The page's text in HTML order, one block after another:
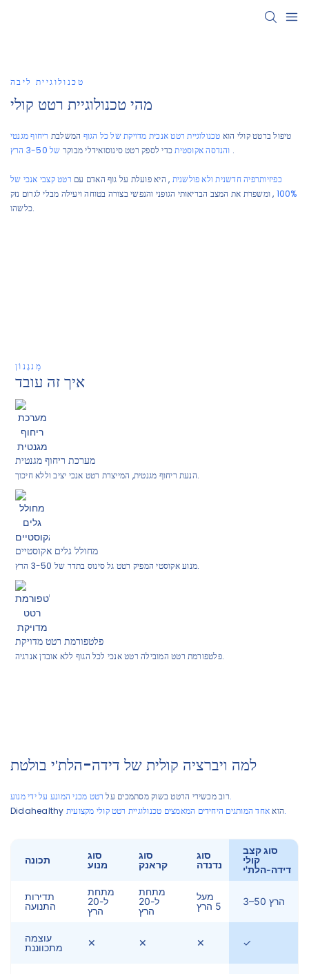
טכנולוגיית ליבה
מהי טכנולוגיית רטט קולי
טיפול ברטט קולי הוא טכנולוגיית רטט אנכית מדויקת של כל הגוף המשלבת ריחוף מגנטי
והנדסה אקוסטיתכדי לספק רטט סינוסואידלי מבוקר של 3-50 הרץ .
כפיזיותרפיה חדשנית ולא פולשנית , היא פועלת על גוף האדם עם רטט קצבי אנכי של
100% , ומשפרת את המצב הבריאותי הגופני והנפשי בצורה בטוחה ויעילה מבלי לגרום נזק
כלשהו.
מַנגָנוֹן
איך זה עובד
מערכת ריחוף מגנטית
הנעת ריחוף מגנטית, המייצרת רטט אנכי יציב וללא חיכוך.
מחולל גלים אקוסטיים
מנוע אקוסטי המפיק רטט גל סינוס בתדר של 3-50 הרץ.
פלטפורמת רטט מדויקת
פלטפורמת רטט המובילה רטט אנכי לכל הגוף ללא אובדן אנרגיה.
למה ויברציה קולית של דידה-הלת'י בולטת
רוב מכשירי הרטט בשוק מסתמכים עלרטט מכני המונע על ידי מנוע.
Didahealthy הואאחד המותגים היחידים המאמצים טכנולוגיית רטט קולי מקצועית.
תכונה
סוג
מנוע
סוג
קראנק
סוג
נדנדה
סוג קצב
קולי
דידה-הלת'י
תדירות
התנועה
מתחת
ל-20
הרץ
מתחת
ל-20
הרץ
מעל
5 הרץ
3–50 הרץ
עוצמה
מתכווננת
✕ ✕ ✕ ✓